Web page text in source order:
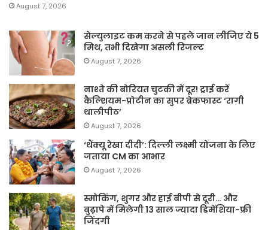
August 7, 2026
सेल्युलाइट कम करने से पहले जान लीजिए ये 5
मिथ, तभी दिखेगा असली रिजल्ट
August 7, 2026
नाश्ते की बोरियत चुटकी में दूर! ट्राई करें
कैल्शियम-प्रोटीन का सुपर ब्रेकफास्ट ‘रागी
थालीपीठ’
August 7, 2026
‘थैंक्यू रेखा दीदी’: दिल्ली लक्ष्मी योजना के लिए
जताया CM का आभार
August 7, 2026
स्मोकिंग, शुगर और हाई बीपी से दूरी… और
बुढ़ापे में मिलेगी 13 साल ज्यादा डिमेंशिया-फ्री
जिंदगी